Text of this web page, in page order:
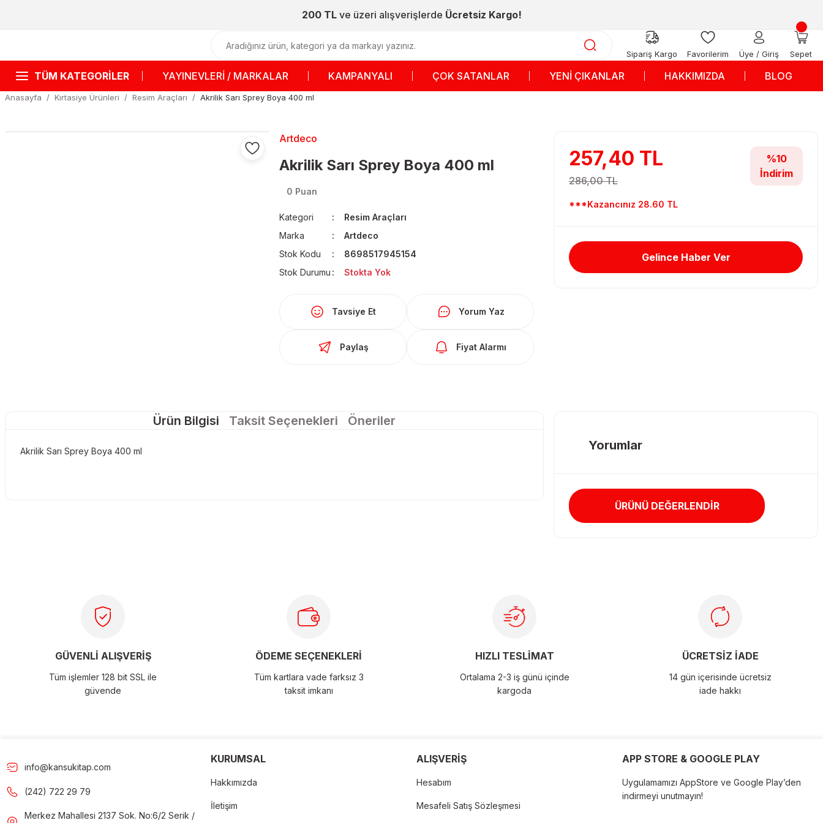
200 TLve üzeri alışverişlerde Ücretsiz Kargo!
Sipariş Kargo Favorilerim Üye / Giriş Sepet
TÜM KATEGORİLER YAYINEVLERİ / MARKALAR KAMPANYALI ÇOK SATANLAR YENİ ÇIKANLAR HAKKIMIZDA BLOG
Anasayfa Kırtasiye Ürünleri Resim Araçları Akrilik Sarı Sprey Boya 400 ml
Artdeco
Akrilik Sarı Sprey Boya 400 ml
0 Puan
Kategori
Resim Araçları
Marka
Artdeco
Stok Kodu
8698517945154
Stok Durumu
Stokta Yok
Tavsiye Et Yorum Yaz
Paylaş Fiyat Alarmı
257,40 TL
286,00 TL
***Kazancınız 28.60 TL
%10
İndirim
Gelince Haber Ver
Ürün Bilgisi Taksit Seçenekleri Öneriler
Akrilik Sarı Sprey Boya 400 ml
Ürün bilgilerinde hatalar bulunuyor.
Bu ürüne benzer farklı alternatifler olmalı.
Yorumlar
ÜRÜNÜ DEĞERLENDİR
GÜVENLİ ALIŞVERİŞ
Tüm işlemler 128 bit SSL ile
güvende
ÖDEME SEÇENEKLERİ
Tüm kartlara vade farksız 3
taksit imkanı
HIZLI TESLİMAT
Ortalama 2-3 iş günü içinde
kargoda
ÜCRETSİZ İADE
14 gün içerisinde ücretsiz
iade hakkı
info@kansukitap.com
(242) 722 29 79
Merkez Mahallesi 2137 Sok. No:6/2 Serik /
KURUMSAL
Hakkımızda
İletişim
ALIŞVERİŞ
Hesabım
Mesafeli Satış Sözleşmesi
APP STORE & GOOGLE PLAY
Uygulamamızı AppStore ve Google Play’den
indirmeyi unutmayın!